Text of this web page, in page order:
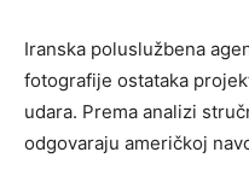
Iranska poluslužbena
fotografije ostataka
udara. Prema analizi
odgovaraju američkoj